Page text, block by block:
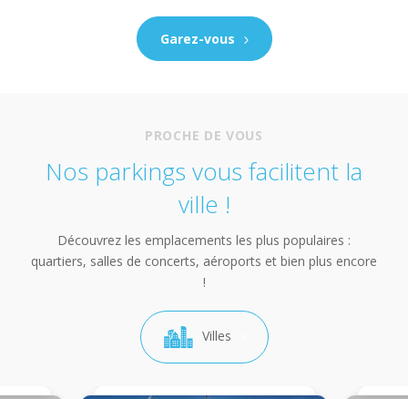
Garez-vous
PROCHE DE VOUS
Nos parkings vous facilitent la
ville !
Découvrez les emplacements les plus populaires :
quartiers, salles de concerts, aéroports et bien plus encore
!
Villes